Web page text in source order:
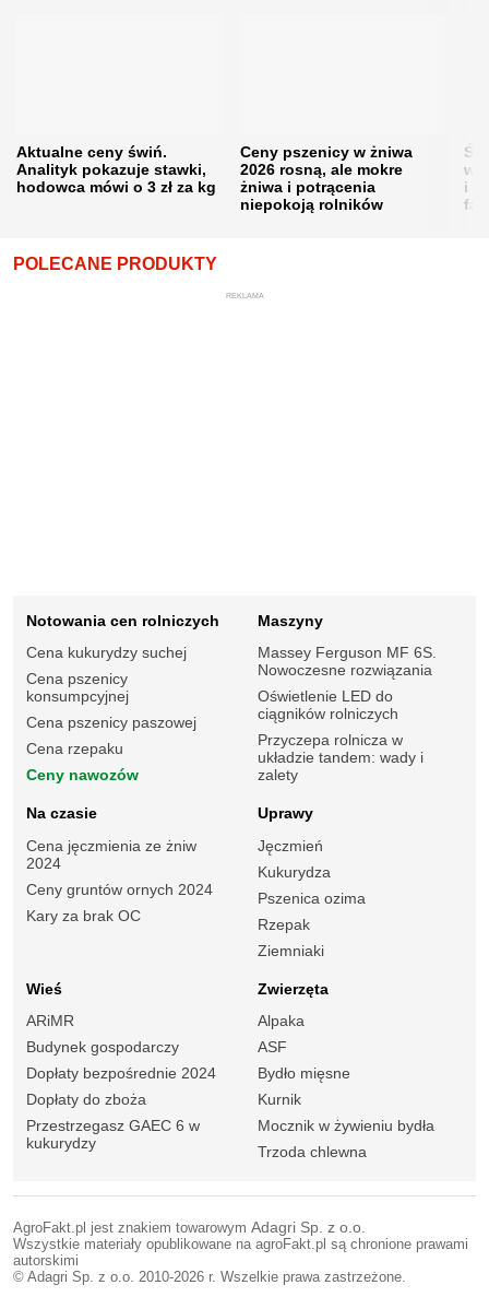
Aktualne ceny świń.
Analityk pokazuje stawki,
hodowca mówi o 3 zł za kg
Ceny pszenicy w żniwa
2026 rosną, ale mokre
żniwa i potrącenia
niepokoją rolników
i
POLECANE PRODUKTY
REKLAMA
Notowania cen rolniczych
Cena kukurydzy suchej
Cena pszenicy
konsumpcyjnej
Cena pszenicy paszowej
Cena rzepaku
Ceny nawozów
Maszyny
Massey Ferguson MF 6S.
Nowoczesne rozwiązania
Oświetlenie LED do
ciągników rolniczych
Przyczepa rolnicza w
układzie tandem: wady i
zalety
Na czasie
Cena jęczmienia ze żniw
2024
Ceny gruntów ornych 2024
Kary za brak OC
Uprawy
Jęczmień
Kukurydza
Pszenica ozima
Rzepak
Ziemniaki
Wieś
ARiMR
Budynek gospodarczy
Dopłaty bezpośrednie 2024
Dopłaty do zboża
Przestrzegasz GAEC 6 w
kukurydzy
Zwierzęta
Alpaka
ASF
Bydło mięsne
Kurnik
Mocznik w żywieniu bydła
Trzoda chlewna
AgroFakt.pl jest znakiem towarowym Adagri Sp. z o.o.
Wszystkie materiały opublikowane na agroFakt.pl są chronione prawami
autorskimi
© Adagri Sp. z o.o. 2010-2026 r. Wszelkie prawa zastrzeżone.